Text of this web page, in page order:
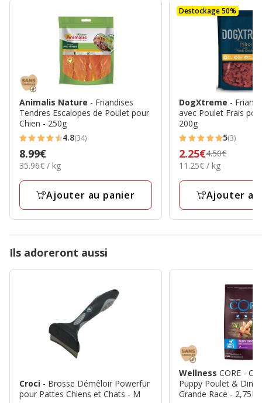
Animalis Nature - Friandises
Tendres Escalopes de Poulet pour
Chien - 250g
4.8
étoiles
avec
34
4.8(34)
Prix
8.99€
8.99€
35.96€
Kg
35.96€ / kg
Ajouter au panier
Destockage 50%
DogXtreme -
avec Poulet Frais
200g
5
étoiles
avec
3
5(3)
Prix
précédent
4.50€,
final
2.25€
2.25€4.50€
11.25€
Kg
11.25€ / kg
Ajouter
Ils adoreront aussi
Croci - Brosse Démêloir Powerfur
pour Pattes Chiens et Chats - M
WellnessCORE -
Puppy Poulet &
Grande Race - 2,75Kg